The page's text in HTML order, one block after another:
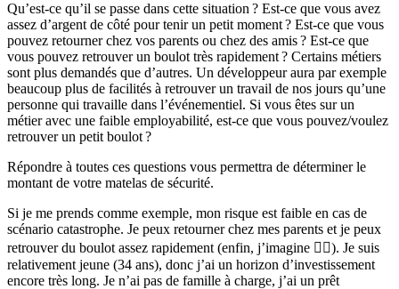
Qu’est-ce qu’il se passe dans cette situation ? Est-ce que vous avez
assez d’argent de côté pour tenir un petit moment ? Est-ce que vous
pouvez retourner chez vos parents ou chez des amis ? Est-ce que
vous pouvez retrouver un boulot très rapidement ? Certains métiers
sont plus demandés que d’autres. Un développeur aura par exemple
beaucoup plus de facilités à retrouver un travail de nos jours qu’une
personne qui travaille dans l’événementiel. Si vous êtes sur un
métier avec une faible employabilité, est-ce que vous pouvez/voulez
retrouver un petit boulot ?
Répondre à toutes ces questions vous permettra de déterminer le
montant de votre matelas de sécurité.
Si je me prends comme exemple, mon risque est faible en cas de
scénario catastrophe. Je peux retourner chez mes parents et je peux
retrouver du boulot assez rapidement (enfin, j’imagine 🤷‍♂️). Je suis
relativement jeune (34 ans), donc j’ai un horizon d’investissement
encore très long. Je n’ai pas de famille à charge, j’ai un prêt